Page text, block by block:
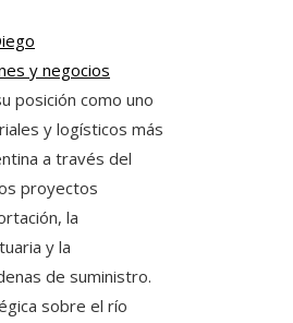
y negocios
posición como uno
y logísticos más
a través del
proyectos
la
y la
de suministro.
sobre el río